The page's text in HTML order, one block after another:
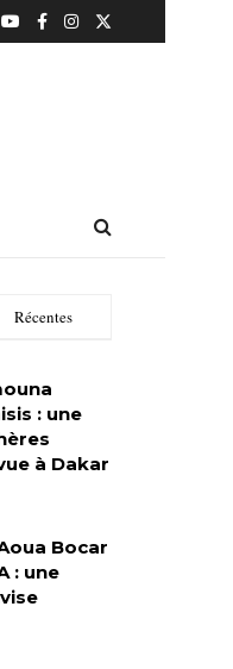
Récentes
: une
à Dakar
Bocar
: une